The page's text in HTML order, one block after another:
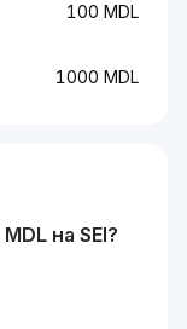
100 MDL
1000 MDL
MDL на SEI?